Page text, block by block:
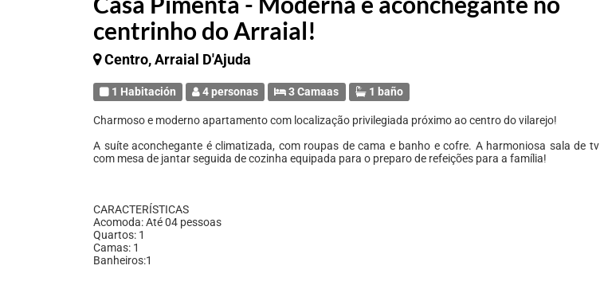
centrinho do Arraial!
Centro, Arraial D'Ajuda
1 Habitación 4 personas 3 Camaas 1 baño
Charmoso e moderno apartamento com localização privilegiada próximo ao centro do vilarejo!
A suíte aconchegante é climatizada, com roupas de cama e banho e cofre. A harmoniosa sala de tv
com mesa de jantar seguida de cozinha equipada para o preparo de refeições para a família!
CARACTERÍSTICAS
Acomoda: Até 04 pessoas
Quartos: 1
Camas: 1
Banheiros:1